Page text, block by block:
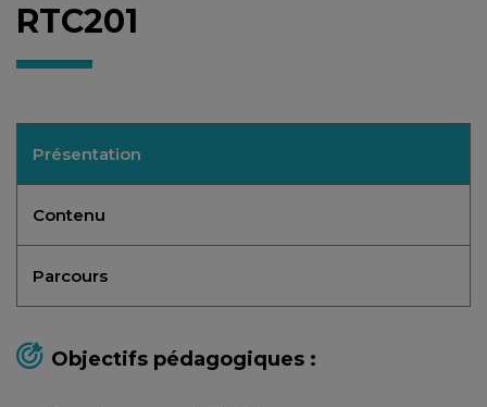
RTC201
Présentation
Contenu
Parcours
Objectifs pédagogiques :